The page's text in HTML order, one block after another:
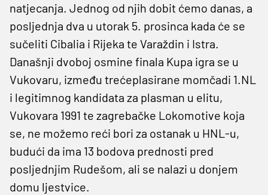
natjecanja. Jednog od njih dobit ćemo danas, a
posljednja dva u utorak 5. prosinca kada će se
sučeliti Cibalia i Rijeka te Varaždin i Istra.
Današnji dvoboj osmine finala Kupa igra se u
Vukovaru, između trećeplasirane momčadi 1.NL
i legitimnog kandidata za plasman u elitu,
Vukovara 1991 te zagrebačke Lokomotive koja
se, ne možemo reći bori za ostanak u HNL-u,
budući da ima 13 bodova prednosti pred
posljednjim Rudešom, ali se nalazi u donjem
domu ljestvice.